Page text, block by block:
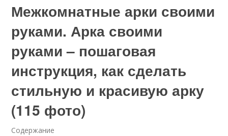
Межкомнатные арки своими
руками. Арка своими
руками – пошаговая
инструкция, как сделать
стильную и красивую арку
(115 фото)
Содержание